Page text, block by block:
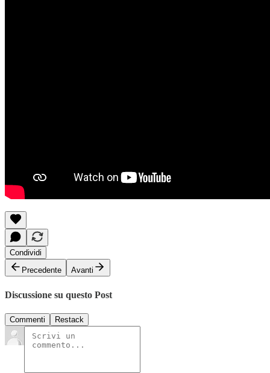
Condividi
Precedente
Avanti
Discussione su questo Post
Commenti Restack